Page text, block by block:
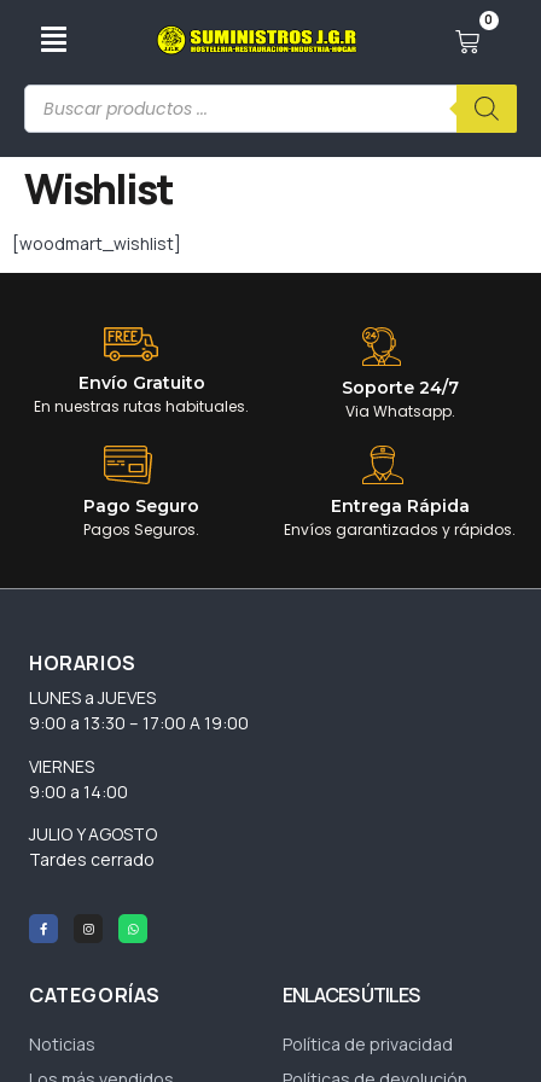
0
Wishlist
[woodmart_wishlist]
Envío Gratuito
En nuestras rutas habituales.
Soporte 24/7
Via Whatsapp.
Pago Seguro
Pagos Seguros.
Entrega Rápida
Envíos garantizados y rápidos.
HORARIOS
LUNES a JUEVES
9:00 a 13:30 – 17:00 A 19:00
VIERNES
9:00 a 14:00
JULIO Y AGOSTO
Tardes cerrado
CATEGORÍAS
Noticias
ENLACES ÚTILES
Política de privacidad